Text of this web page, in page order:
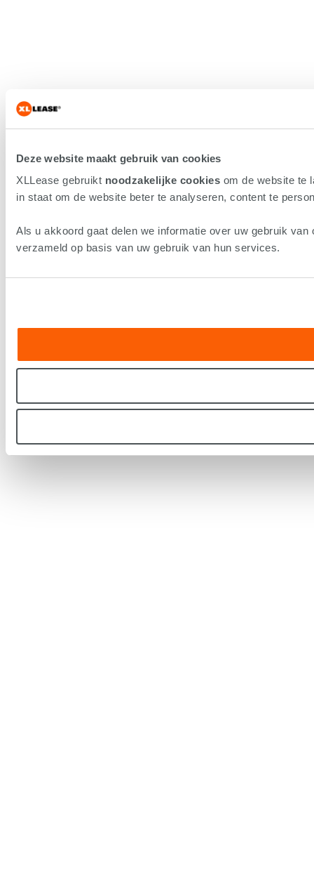
Deze website maakt gebruik van cookies
XLLease gebruikt noodzakelijke cookies om de website te
in staat om de website beter te analyseren, content te
Als u akkoord gaat delen we informatie over uw gebruik
verzameld op basis van uw gebruik van hun services.